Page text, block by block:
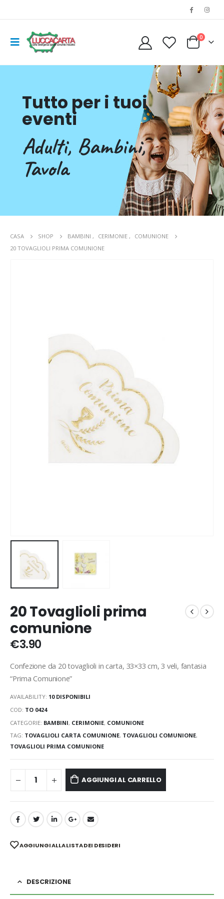
0
Tutto per i tuoi
eventi
Adulti, Bambini,
Tavola
CASA SHOP BAMBINI , CERIMONIE ,
COMUNIONE
20 TOVAGLIOLI PRIMA COMUNIONE
20 Tovaglioli prima
comunione
€3.90
Confezione da 20 tovaglioli in carta, 33×33 cm, 3 veli, fantasia
“Prima Comunione”
AVAILABILITY: 10 DISPONIBILI
COD: TO 0424
CATEGORIE: BAMBINI, CERIMONIE, COMUNIONE
TAG: TOVAGLIOLI CARTA COMUNIONE, TOVAGLIOLI COMUNIONE,
TOVAGLIOLI PRIMA COMUNIONE
AGGIUNGI AL CARRELLO
AGGIUNGI ALLA LISTA DEI DESIDERI
DESCRIZIONE